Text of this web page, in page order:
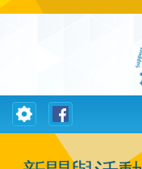
Toggle
navigation